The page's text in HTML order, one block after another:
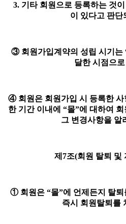
3. 기타 회원으로 등록하는 것
이 있다고 판단
③ 회원가입계약의 성립 시기는
달한 시점으
④ 회원은 회원가입 시 등록한 사
한 기간 이내에 “몰”에 대하여
그 변경사항을 알
제7조(회원 탈퇴 및
① 회원은 “몰”에 언제든지 탈퇴
즉시 회원탈퇴를